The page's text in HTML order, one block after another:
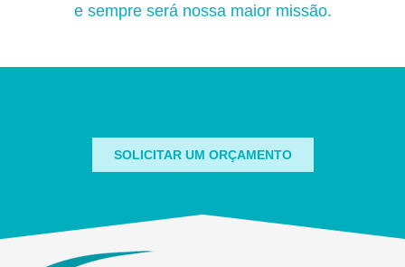
e sempre será nossa maior missão.
SOLICITAR UM ORÇAMENTO